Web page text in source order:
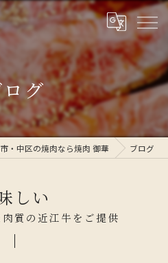
グ
・中区の焼肉なら焼肉 御華 ブログ
しい
質の近江牛をご提供